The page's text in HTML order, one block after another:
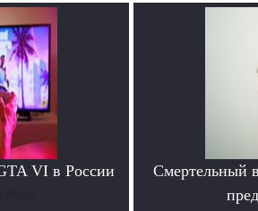
VI в России
Смертельный